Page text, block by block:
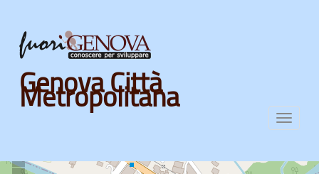
Skip
main
content
Genova Città
Metropolitana